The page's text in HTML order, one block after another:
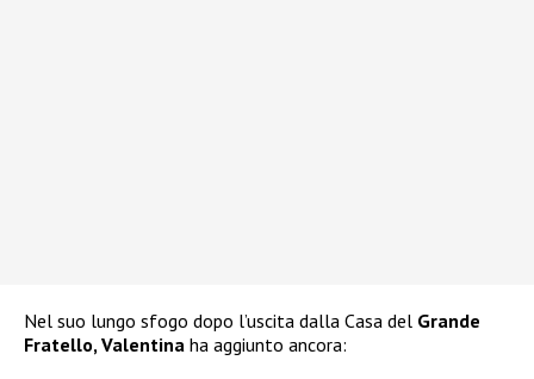
Nel suo lungo sfogo dopo l’uscita dalla Casa del Grande
Fratello, Valentina ha aggiunto ancora: